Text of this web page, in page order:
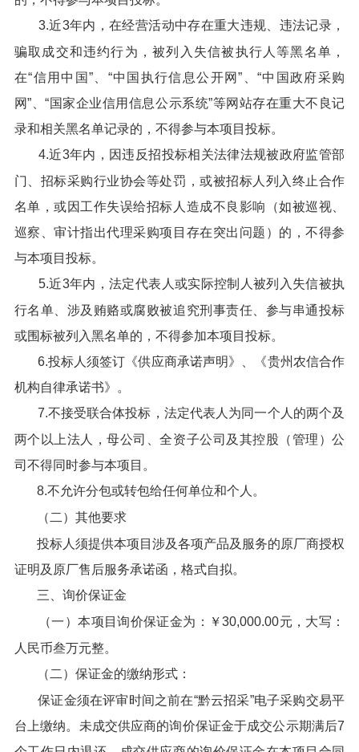
3.近3年内，在经营活动中存在重大违规、违法记录，
骗取成交和违约行为，被列入失信被执行人等黑名单，
在“信用中国”、“中国执行信息公开网”、“中国政府采购
网”、“国家企业信用信息公示系统”等网站存在重大不良记
录和相关黑名单记录的，不得参与本项目投标。
4.近3年内，因违反招投标相关法律法规被政府监管部
门、招标采购行业协会等处罚，或被招标人列入终止合作
名单，或因工作失误给招标人造成不良影响（如被巡视、
巡察、审计指出代理采购项目存在突出问题）的，不得参
与本项目投标。
5.近3年内，法定代表人或实际控制人被列入失信被执
行名单、涉及贿赂或腐败被追究刑事责任、参与串通投标
或围标被列入黑名单的，不得参加本项目投标。
6.投标人须签订《供应商承诺声明》、《贵州农信合作
机构自律承诺书》。
7.不接受联合体投标，法定代表人为同一个人的两个及
两个以上法人，母公司、全资子公司及其控股（管理）公
司不得同时参与本项目。
8.不允许分包或转包给任何单位和个人。
（二）其他要求
投标人须提供本项目涉及各项产品及服务的原厂商授权
证明及原厂售后服务承诺函，格式自拟。
三、询价保证金
（一）本项目询价保证金为：￥30,000.00元，大写：
人民币叁万元整。
（二）保证金的缴纳形式：
保证金须在评审时间之前在“黔云招采”电子采购交易平
台上缴纳。未成交供应商的询价保证金于成交公示期满后7